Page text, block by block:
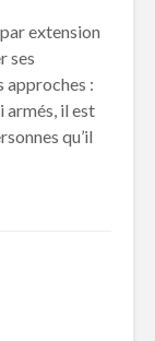
extension
ses
approches :
il est
qu’il